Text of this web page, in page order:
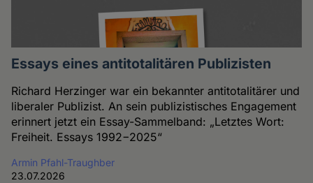
Essays eines antitotalitären Publizisten
Richard Herzinger war ein bekannter antitotalitärer und
liberaler Publizist. An sein publizistisches Engagement
erinnert jetzt ein Essay-Sammelband: „Letztes Wort:
Freiheit. Essays 1992−2025“
Armin Pfahl-Traughber
23.07.2026